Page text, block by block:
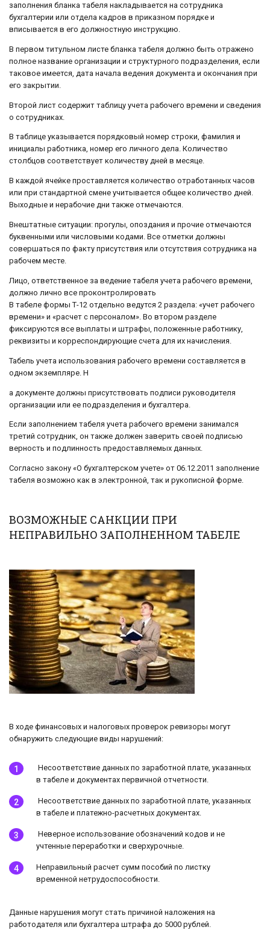
заполнения бланка табеля накладывается на сотрудника
бухгалтерии или отдела кадров в приказном порядке и
вписывается в его должностную инструкцию.
В первом титульном листе бланка табеля должно быть отражено
полное название организации и структурного подразделения, если
таковое имеется, дата начала ведения документа и окончания при
его закрытии.
Второй лист содержит таблицу учета рабочего времени и сведения
о сотрудниках.
В таблице указывается порядковый номер строки, фамилия и
инициалы работника, номер его личного дела. Количество
столбцов соответствует количеству дней в месяце.
В каждой ячейке проставляется количество отработанных часов
или при стандартной смене учитывается общее количество дней.
Выходные и нерабочие дни также отмечаются.
Внештатные ситуации: прогулы, опоздания и прочие отмечаются
буквенными или числовыми кодами. Все отметки должны
совершаться по факту присутствия или отсутствия сотрудника на
рабочем месте.
Лицо, ответственное за ведение табеля учета рабочего времени,
должно лично все проконтролировать
В табеле формы Т-12 отдельно ведутся 2 раздела: «учет рабочего
времени» и «расчет с персоналом». Во втором разделе
фиксируются все выплаты и штрафы, положенные работнику,
реквизиты и корреспондирующие счета для их начисления.
Табель учета использования рабочего времени составляется в
одном экземпляре. Н
а документе должны присутствовать подписи руководителя
организации или ее подразделения и бухгалтера.
Если заполнением табеля учета рабочего времени занимался
третий сотрудник, он также должен заверить своей подписью
верность и подлинность предоставляемых данных.
Согласно закону «О бухгалтерском учете» от 06.12.2011 заполнение
табеля возможно как в электронной, так и рукописной форме.
ВОЗМОЖНЫЕ САНКЦИИ ПРИ
НЕПРАВИЛЬНО ЗАПОЛНЕННОМ ТАБЕЛЕ
В ходе финансовых и налоговых проверок ревизоры могут
обнаружить следующие виды нарушений:
Несоответствие данных по заработной плате, указанных
в табеле и документах первичной отчетности.
Несоответствие данных по заработной плате, указанных
в табеле и платежно-расчетных документах.
Неверное использование обозначений кодов и не
учтенные переработки и сверхурочные.
Неправильный расчет сумм пособий по листку
временной нетрудоспособности.
Данные нарушения могут стать причиной наложения на
работодателя или бухгалтера штрафа до 5000 рублей.